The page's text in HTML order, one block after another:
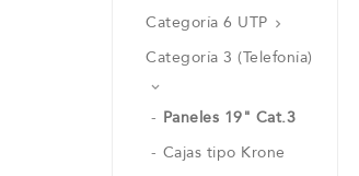
Categoría 6 UTP 
Categoría 3 (Telefonía)

Paneles 19" Cat.3
Cajas tipo Krone